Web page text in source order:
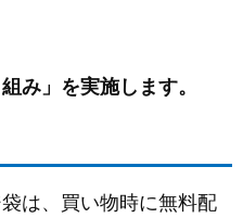
み」を実施します。
は、買い物時に無料配